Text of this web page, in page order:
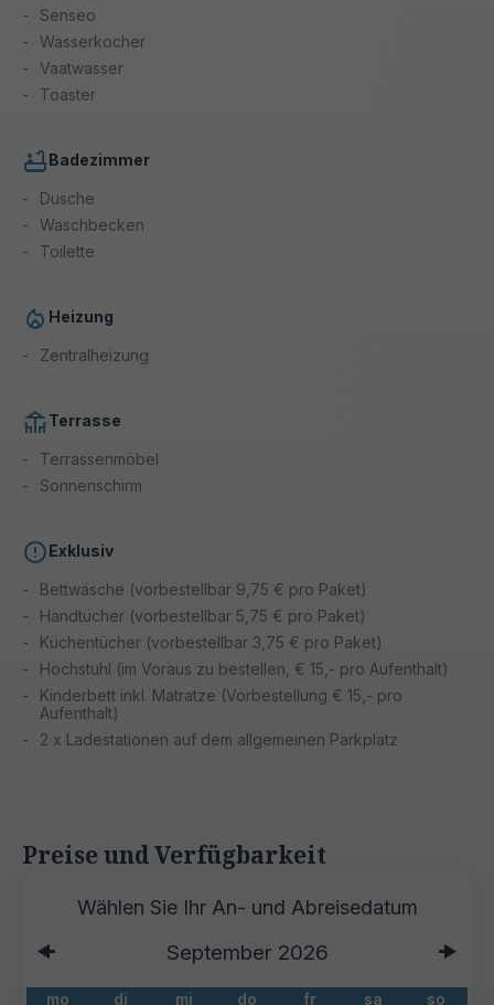
Senseo
Wasserkocher
Vaatwasser
Toaster
Badezimmer
Dusche
Waschbecken
Toilette
Heizung
Zentralheizung
Terrasse
Terrassenmöbel
Sonnenschirm
Exklusiv
Bettwäsche (vorbestellbar 9,75 € pro Paket)
Handtücher (vorbestellbar 5,75 € pro Paket)
Küchentücher (vorbestellbar 3,75 € pro Paket)
Hochstuhl (im Voraus zu bestellen, € 15,- pro Aufenthalt)
Kinderbett inkl. Matratze (Vorbestellung € 15,- pro
Aufenthalt)
2 x Ladestationen auf dem allgemeinen Parkplatz
Preise und Verfügbarkeit
September 2026
mo di mi do fr sa so